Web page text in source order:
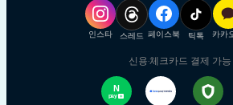
인스타 스레드 페이스북 틱톡 카카
신용·체크카드 결제 가능
N
pay +